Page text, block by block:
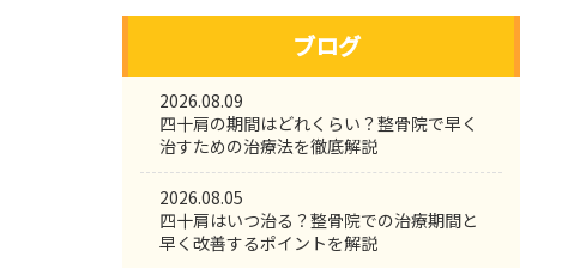
ブログ
2026.08.09
四十肩の期間はどれくらい？整骨院で早く
治すための治療法を徹底解説
2026.08.05
四十肩はいつ治る？整骨院での治療期間と
早く改善するポイントを解説